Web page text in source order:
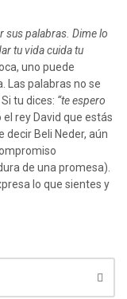
sus palabras. Dime lo
tu vida cuida tu
uno puede
Las palabras no se
tu dices: “te espero
rey David que estás
Beli Neder, aún
de una promesa).
lo que sientes y